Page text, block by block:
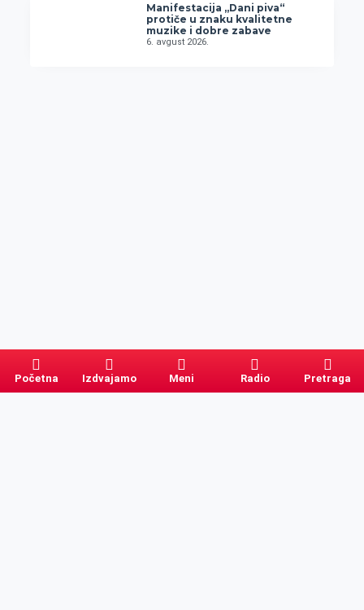
Manifestacija „Dani piva“
protiče u znaku kvalitetne
muzike i dobre zabave
6. avgust 2026.
Početna Izdvajamo Meni Radio Pretraga